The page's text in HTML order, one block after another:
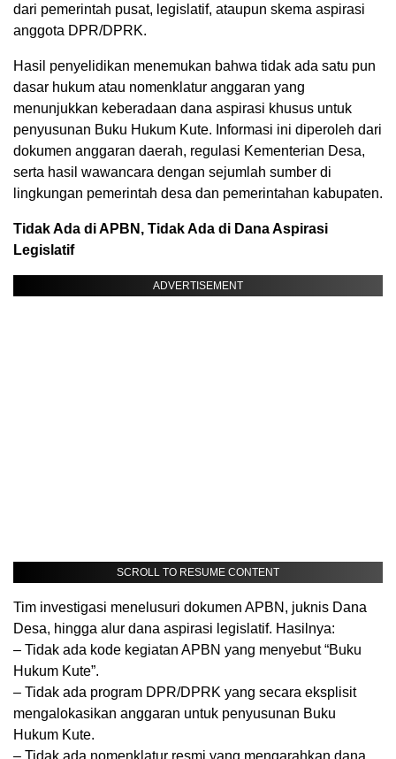
dari pemerintah pusat, legislatif, ataupun skema aspirasi
anggota DPR/DPRK.
Hasil penyelidikan menemukan bahwa tidak ada satu pun
dasar hukum atau nomenklatur anggaran yang
menunjukkan keberadaan dana aspirasi khusus untuk
penyusunan Buku Hukum Kute. Informasi ini diperoleh dari
dokumen anggaran daerah, regulasi Kementerian Desa,
serta hasil wawancara dengan sejumlah sumber di
lingkungan pemerintah desa dan pemerintahan kabupaten.
Tidak Ada di APBN, Tidak Ada di Dana Aspirasi
Legislatif
ADVERTISEMENT
SCROLL TO RESUME CONTENT
Tim investigasi menelusuri dokumen APBN, juknis Dana
Desa, hingga alur dana aspirasi legislatif. Hasilnya:
– Tidak ada kode kegiatan APBN yang menyebut “Buku
Hukum Kute”.
– Tidak ada program DPR/DPRK yang secara eksplisit
mengalokasikan anggaran untuk penyusunan Buku
Hukum Kute.
– Tidak ada nomenklatur resmi yang mengarahkan dana